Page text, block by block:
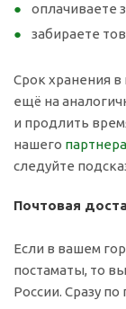
оплачиваете
забираете
Срок хранения
ещё на
и продлить
нашего партнера
следуйте
Почтовая
Если в вашем
постаматы, то
России. Сразу